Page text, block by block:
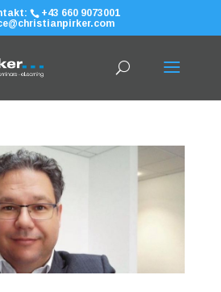
+43 660 9073001